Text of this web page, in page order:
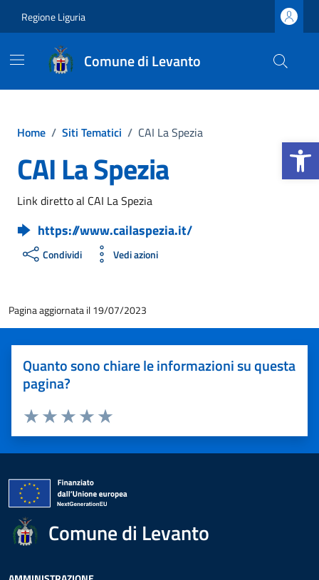
Apri la
Regione Liguria
Comune di Levanto
Home / Siti Tematici / CAI La Spezia
CAI La Spezia
Link diretto al CAI La Spezia
https://www.cailaspezia.it/
Condividi Vedi azioni
Pagina aggiornata il 19/07/2023
Quanto sono chiare le informazioni su questa
pagina?
Valuta 5 stelle su 5
Valuta 4 stelle su 5
Valuta 3 stelle su 5
Valuta 2 stelle su 5
Valuta 1 stelle su 5
Comune di Levanto